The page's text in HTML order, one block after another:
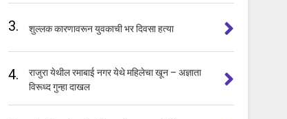
3. शुल्लक कारणावरून युवकाची भर दिवसा हत्या
4.
राजुरा येथील रमाबाई नगर येथे महिलेचा खून – अज्ञाता
विरूध्द गुन्हा दाखल